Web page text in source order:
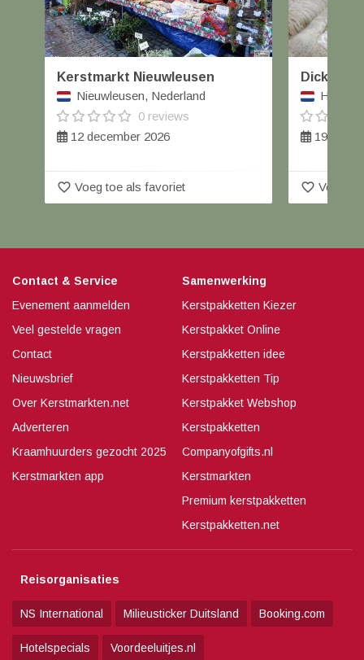
Kerstmarkt Nieuwleusen
Nieuwleusen, Nederland
0 reviews
12 december 2026
favorite_border Voeg toe als favoriet
Dickens
19
favorite_border Voeg
Contact & Service
Evenement aanmelden
Veel gestelde vragen
Contact
Nieuwsbrief
Over Kerstmarkten.net
Adverteren
Kraamhuurders gezocht 2025
Kerstmarkten app
Samenwerking
Kerstpakketten Kiezer
Kerstpakket Online
Kerstpakketten idee
Kerstpakketten Tip
Kerstpakket Webshop
Kerstpakketten
Companyofgifts.nl
Kerstmarkten
Premium kerstpakketten
Kerstpakketten.net
Reisorganisaties
NS International Milieusticker Duitsland Booking.com
Hotelspecials Voordeeluitjes.nl